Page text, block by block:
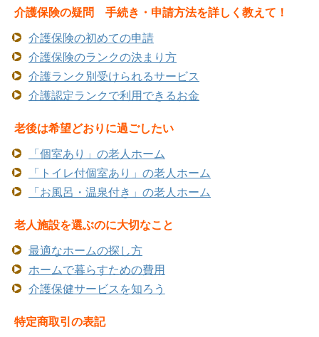
介護保険の疑問 手続き・申請方法を詳しく教えて！
介護保険の初めての申請
介護保険のランクの決まり方
介護ランク別受けられるサービス
介護認定ランクで利用できるお金
老後は希望どおりに過ごしたい
「個室あり」の老人ホーム
「トイレ付個室あり」の老人ホーム
「お風呂・温泉付き」の老人ホーム
老人施設を選ぶのに大切なこと
最適なホームの探し方
ホームで暮らすための費用
介護保健サービスを知ろう
特定商取引の表記